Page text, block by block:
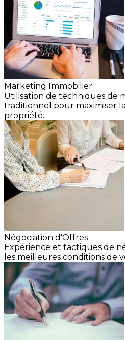
Marketing Immobilier
Utilisation de techniques de
traditionnel pour maximiser
propriété.
Négociation d'Offres
Expérience et tactiques de
les meilleures conditions de